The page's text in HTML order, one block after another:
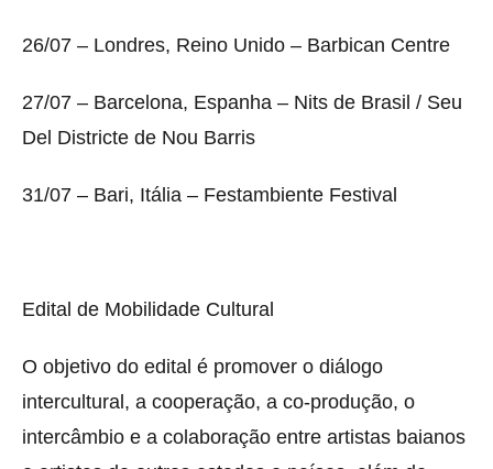
26/07 – Londres, Reino Unido – Barbican Centre
27/07 – Barcelona, Espanha – Nits de Brasil / Seu
Del Districte de Nou Barris
31/07 – Bari, Itália – Festambiente Festival
Edital de Mobilidade Cultural
O objetivo do edital é promover o diálogo
intercultural, a cooperação, a co-produção, o
intercâmbio e a colaboração entre artistas baianos